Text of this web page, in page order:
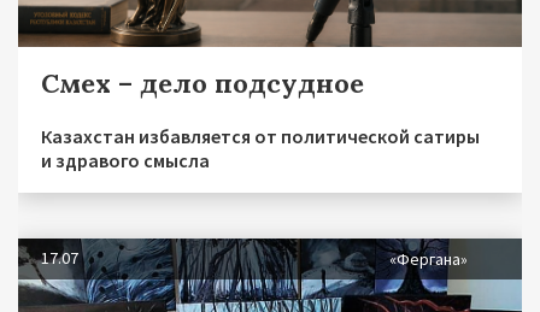
Смех – дело подсудное
Казахстан избавляется от политической сатиры
и здравого смысла
17.07 «Фергана»